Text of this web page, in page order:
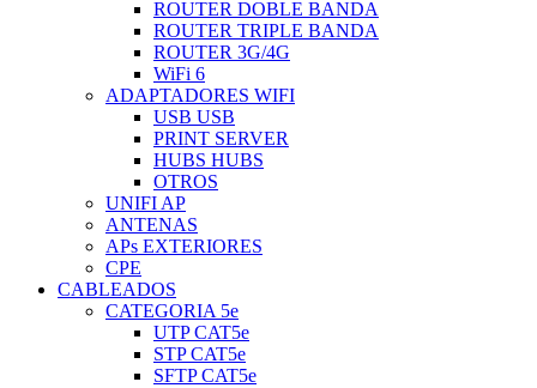
ROUTER DOBLE BANDA
ROUTER TRIPLE BANDA
ROUTER 3G/4G
WiFi 6
ADAPTADORES WIFI
USB USB
PRINT SERVER
HUBS HUBS
OTROS
UNIFI AP
ANTENAS
APs EXTERIORES
CPE
CABLEADOS
CATEGORIA 5e
UTP CAT5e
STP CAT5e
SFTP CAT5e